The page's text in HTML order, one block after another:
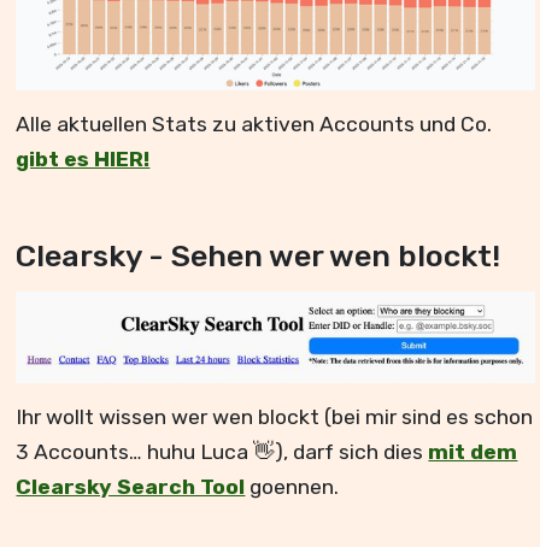
Alle aktuellen Stats zu aktiven Accounts und Co.
gibt es HIER!
Clearsky - Sehen wer wen blockt!
Ihr wollt wissen wer wen blockt (bei mir sind es schon
3 Accounts… huhu Luca 👋), darf sich dies mit dem
Clearsky Search Tool goennen.